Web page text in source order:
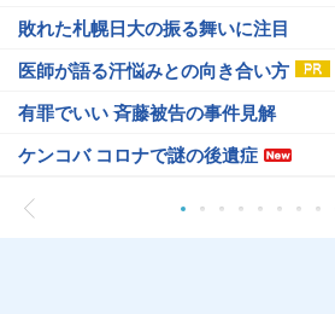
敗れた札幌日大の振る舞いに注目
医師が語る汗悩みとの向き合い方
有罪でいい 斉藤被告の事件見解
ケンコバ コロナで謎の後遺症